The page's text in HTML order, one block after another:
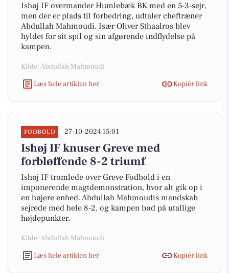
Ishøj IF overmander Humlebæk BK med en 5-3-sejr,
men der er plads til forbedring, udtaler cheftræner
Abdullah Mahmoudi. Især Oliver Sthaalros blev
hyldet for sit spil og sin afgørende indflydelse på
kampen.
Kilde: Abdullah Mahmoudi
Læs hele artiklen her
Kopiér link
FODBOLD 27-10-2024 15:01
Ishøj IF knuser Greve med
forbløffende 8-2 triumf
Ishøj IF tromlede over Greve Fodbold i en
imponerende magtdemonstration, hvor alt gik op i
en højere enhed. Abdullah Mahmoudis mandskab
sejrede med hele 8-2, og kampen bød på utallige
højdepunkter.
Kilde: Abdullah Mahmoudi
Læs hele artiklen her
Kopiér link